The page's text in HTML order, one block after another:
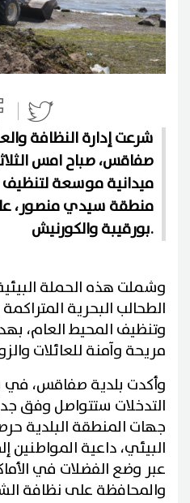
شرعت إدارة النظافة
صفاقس، صباح امس
ميدانية موسعة
منطقة سيدي منصور،
بورقيبة والكورنيش.
وشملت هذه الحملة
الطحالب البحرية
وتنظيف المحيط العام،
مريحة وآمنة للعائلات
وأكدت بلدية صفاقس، في
التدخلات ستتواصل وفق
جهات المنطقة البلدية
البيئي، داعية
عبر وضع الفضلات في
والمحافظة على نظافة